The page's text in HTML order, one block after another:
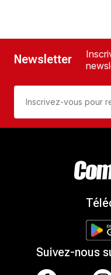
Newsletter
Suivez-nous